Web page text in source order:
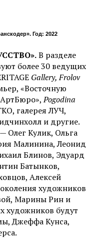
Год: 2022
В разделе
более 30 ведущих
Gallery, Frolov
«Восточную
Pogodina
галерея ЛУЧ,
и другие.
Олег Кулик, Ольга
Малинина, Леонид
Блинов, Эдуард
Батынков,
Алексей
художников
Марины Рин и
художников будут
Джеффа Кунса,